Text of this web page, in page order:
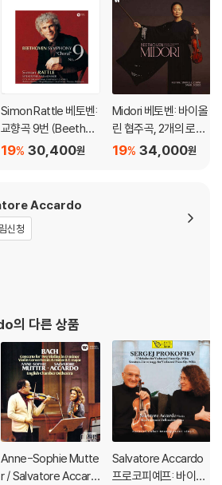
기기 모델명을 첨부하여 첨부하여 고객센터에
재킷에 손상이 발생할 가능성이 높고 재판매
부탁드립니다.
Simon Rattle 베토벤:
교향곡 9번 (Beethov
en: Symphony No.
30,400원
19%
Midori 베토벤: 바이올
린 협주곡, 2개의 로망
스 - 미도리 (Beethov
34,000원
19%
Accardo
신청
의 다른 상품
Anne-Sophie Mutte
r / Salvatore Accard
Salvatore Accardo
프로코피예프: 바이올